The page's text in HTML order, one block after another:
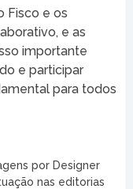
Fisco e os
e as
importante
e participar
para todos
por Designer
nas editorias